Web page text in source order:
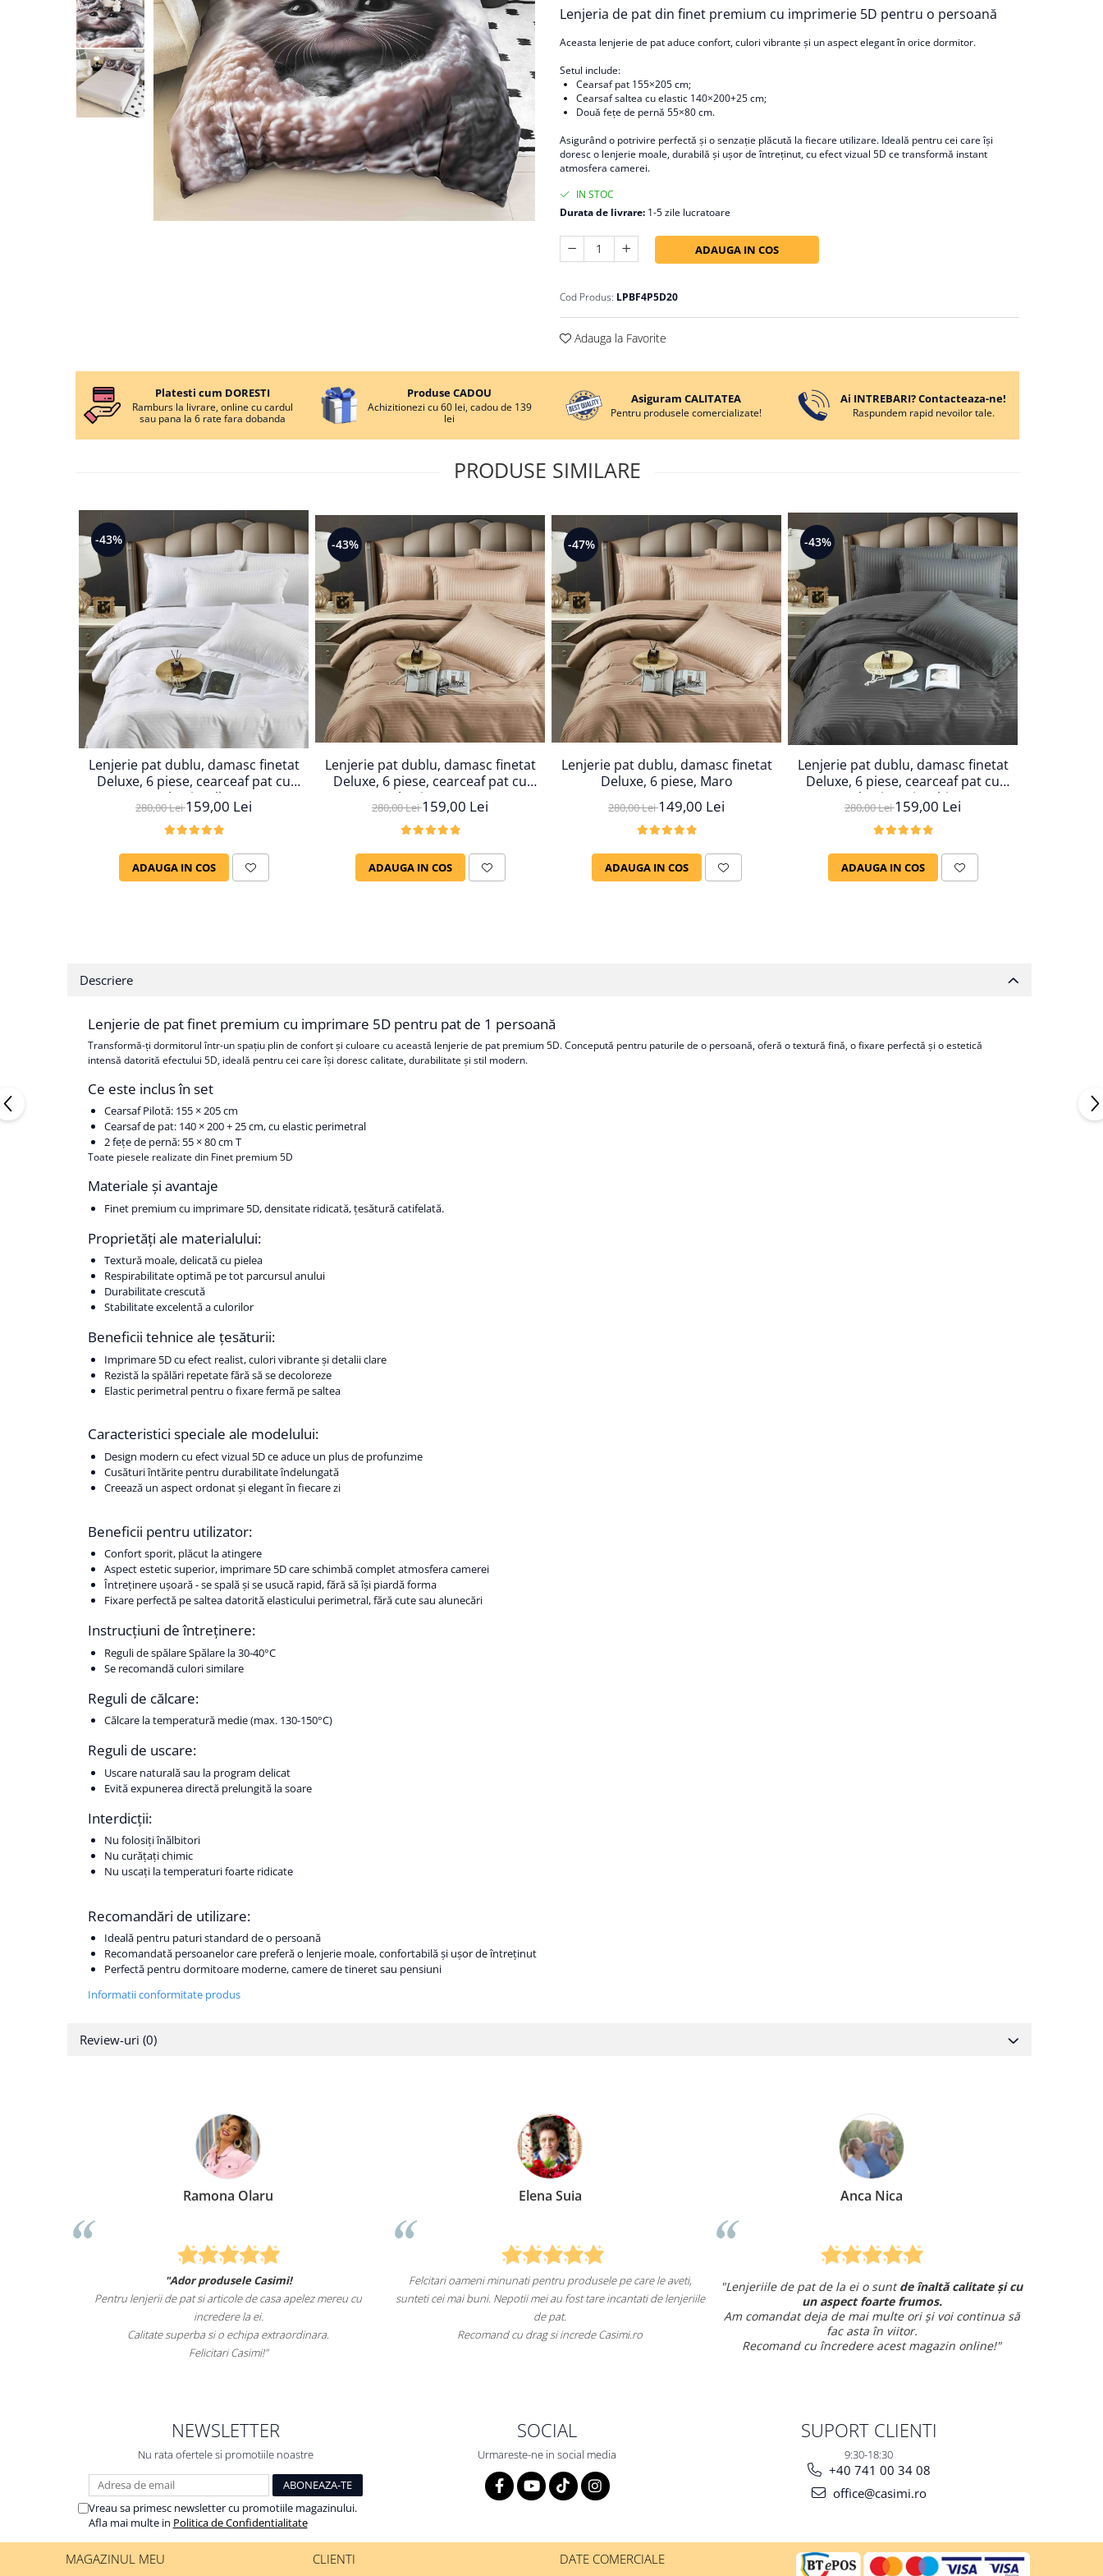
Cearceaf cu elastic
Cearceaf normal
Lenjerii De Pat Creponate
Lenjerii De Pat Bumbac Poplin 2
Lenjerii De Pat Bumbac Poplin,
Lenjerii De Pat Bumbac Satinat 2
Set Lenjerie Pat Blanita Iepure, 6
Piese, Cu Pilota Inclusa
Lenjerii De Pat Premium Collection
11 Piese, Cuvertura Inclusa
Lenjerii Damasc Egiptean King Size
Lenjerii De Pat, Finet Premium, 1
Lenjerii De Pat Damasc 1 Persoana
Lenjerii De Pat, Imprimeu 3D, 1
Lenjeria de pat din finet premium cu imprimerie 5D pentru o persoană
Aceasta lenjerie de pat aduce confort, culori vibrante și un aspect elegant în orice dormitor.
Setul include:
Cearsaf pat 155×205 cm;
Cearsaf saltea cu elastic 140×200+25 cm;
Două fețe de pernă 55×80 cm.
Asigurând o potrivire perfectă și o senzație plăcută la fiecare utilizare. Ideală pentru cei care își
doresc o lenjerie moale, durabilă și ușor de întreținut, cu efect vizual 5D ce transformă instant
atmosfera camerei.
IN STOC
Durata de livrare: 1-5 zile lucratoare
ADAUGA IN COS
Cod Produs: LPBF4P5D20
Adauga la Favorite
Platesti cum DORESTI
Ramburs la livrare, online cu cardul
sau pana la 6 rate fara dobanda
Produse CADOU
Achizitionezi cu 60 lei, cadou de 139
lei
Asiguram CALITATEA
Pentru produsele comercializate!
Ai INTREBARI? Contacteaza-ne!
Raspundem rapid nevoilor tale.
PRODUSE SIMILARE
-43%
Lenjerie pat dublu, damasc finetat
Deluxe, 6 piese, cearceaf pat cu
elastic, Alb
280,00 Lei159,00 Lei
ADAUGA IN COS
-43%
Lenjerie pat dublu, damasc finetat
Deluxe, 6 piese, cearceaf pat cu
elastic, Maro
280,00 Lei159,00 Lei
ADAUGA IN COS
-47%
Lenjerie pat dublu, damasc finetat
Deluxe, 6 piese, Maro
280,00 Lei149,00 Lei
ADAUGA IN COS
-43%
Lenjerie pat dublu, damasc finetat
Deluxe, 6 piese, cearceaf pat cu
elastic, Gri Inchis
280,00 Lei159,00 Lei
ADAUGA IN COS
Descriere
Lenjerie de pat finet premium cu imprimare 5D pentru pat de 1 persoană
Transformă-ți dormitorul într-un spațiu plin de confort și culoare cu această lenjerie de pat premium 5D. Concepută pentru paturile de o persoană, oferă o textură fină, o fixare perfectă și o estetică
intensă datorită efectului 5D, ideală pentru cei care își doresc calitate, durabilitate și stil modern.
Ce este inclus în set
Cearsaf Pilotă: 155 × 205 cm
Cearsaf de pat: 140 × 200 + 25 cm, cu elastic perimetral
2 fețe de pernă: 55 × 80 cm T
Toate piesele realizate din Finet premium 5D
Materiale și avantaje
Finet premium cu imprimare 5D, densitate ridicată, țesătură catifelată.
Proprietăți ale materialului:
Textură moale, delicată cu pielea
Respirabilitate optimă pe tot parcursul anului
Durabilitate crescută
Stabilitate excelentă a culorilor
Beneficii tehnice ale țesăturii:
Imprimare 5D cu efect realist, culori vibrante și detalii clare
Rezistă la spălări repetate fără să se decoloreze
Elastic perimetral pentru o fixare fermă pe saltea
Caracteristici speciale ale modelului:
Design modern cu efect vizual 5D ce aduce un plus de profunzime
Cusături întărite pentru durabilitate îndelungată
Creează un aspect ordonat și elegant în fiecare zi
Beneficii pentru utilizator:
Confort sporit, plăcut la atingere
Aspect estetic superior, imprimare 5D care schimbă complet atmosfera camerei
Întreținere ușoară - se spală și se usucă rapid, fără să își piardă forma
Fixare perfectă pe saltea datorită elasticului perimetral, fără cute sau alunecări
Instrucțiuni de întreținere:
Reguli de spălare Spălare la 30-40°C
Se recomandă culori similare
Reguli de călcare:
Călcare la temperatură medie (max. 130-150°C)
Reguli de uscare:
Uscare naturală sau la program delicat
Evită expunerea directă prelungită la soare
Interdicții:
Nu folosiți înălbitori
Nu curățați chimic
Nu uscați la temperaturi foarte ridicate
Recomandări de utilizare:
Ideală pentru paturi standard de o persoană
Recomandată persoanelor care preferă o lenjerie moale, confortabilă și ușor de întreținut
Perfectă pentru dormitoare moderne, camere de tineret sau pensiuni
Informatii conformitate produs
Review-uri (0)
Elena Suia
Felcitari oameni minunati pentru produsele pe care le aveti,
sunteti cei mai buni. Nepotii mei au fost tare incantati de lenjeriile
de pat.
Recomand cu drag si increde Casimi.ro
Anca Nica
"Lenjeriile de pat de la ei o suntde înaltă calitate și cu
un aspect foarte frumos.
Am comandat deja de mai multe ori și voi continua să
fac asta în viitor.
Recomand cu încredere acest magazin online!"
Mirela Vermesan
Am comandat o lenjerie de pat pentru cadou
și am avut o întrebare șiam primit un răspuns rapid și
amabil.
Sunt foarte mulțumită!
NEWSLETTER
Nu rata ofertele si promotiile noastre
Vreau sa primesc newsletter cu promotiile magazinului.
Afla mai multe in Politica de Confidentialitate
SOCIAL
Urmareste-ne in social media
SUPORT CLIENTI
9:30-18:30
+40 741 00 34 08
office@casimi.ro
MAGAZINUL MEU CLIENTI DATE COMERCIALE